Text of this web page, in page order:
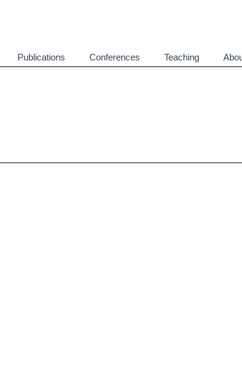
Publications Conferences Teaching